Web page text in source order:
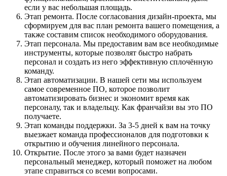
если у вас небольшая площадь.
Этап ремонта. После согласования дизайн-проекта, мы
сформируем для вас план ремонта вашего помещения, а
также составим список необходимого оборудования.
Этап персонала. Мы предоставим вам все необходимые
инструменты, которые позволят быстро набрать
персонал и создать из него эффективную сплочённую
команду.
Этап автоматизации. В нашей сети мы используем
самое современное ПО, которое позволит
автоматизировать бизнес и экономит время как
персоналу, так и владельцу. Как франчайзи вы это ПО
получаете.
Этап команды поддержки. За 3-5 дней к вам на точку
выезжает команда профессионалов для подготовки к
открытию и обучения линейного персонала.
Открытие. После этого за вами будет назначен
персональный менеджер, который поможет на любом
этапе справиться со всеми вопросами.